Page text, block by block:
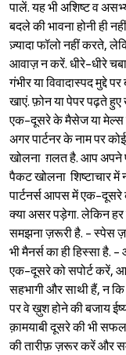
पालें. यह भी अशिष्ट व
बदले की भावना होनी ही
ज़्यादा फॉलो नहीं करते,
आवाज़ न करें. धीरे-धीरे
गंभीर या विवादास्पद
खाएं. फ़ोन या पेपर पढ़ते
एक-दूसरे के मैसेज या मेल्स
अगर पार्टनर के नाम पर
खोलना ग़लत है. आप अपने
पैकट खोलना शिष्टाचार में
पार्टनर्स आपस में एक-दूसरे
क्या असर पड़ेगा. लेकिन
समझना ज़रूरी है. -स्पेस
भी मैनर्स का ही हिस्सा है. -
एक-दूसरे को सपोर्ट करें,
सहभागी और साथी हैं, न कि
पर वे ख़ुश होने की बजाय
क़ामयाबी दूसरे की भी
की तारीफ़ ज़रूर करें और